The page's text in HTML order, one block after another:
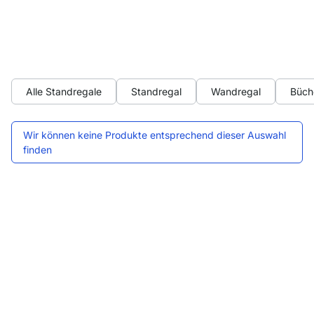
Alle Standregale Standregal Wandregal
Wir können keine Produkte entsprechend dieser Auswahl
finden